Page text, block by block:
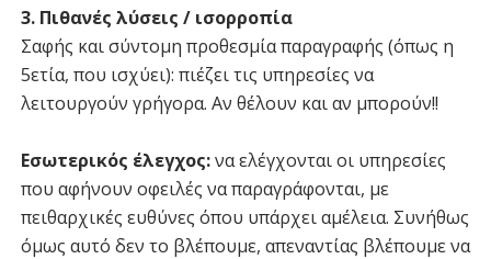
3. Πιθανές λύσεις / ισορροπία
Σαφής και σύντομη προθεσμία παραγραφής (όπως η
5ετία, που ισχύει): πιέζει τις υπηρεσίες να
λειτουργούν γρήγορα. Αν θέλουν και αν μπορούν!!
Εσωτερικός έλεγχος:να ελέγχονται οι υπηρεσίες
που αφήνουν οφειλές να παραγράφονται, με
πειθαρχικές ευθύνες όπου υπάρχει αμέλεια. Συνήθως
όμως αυτό δεν το βλέπουμε, απεναντίας βλέπουμε να